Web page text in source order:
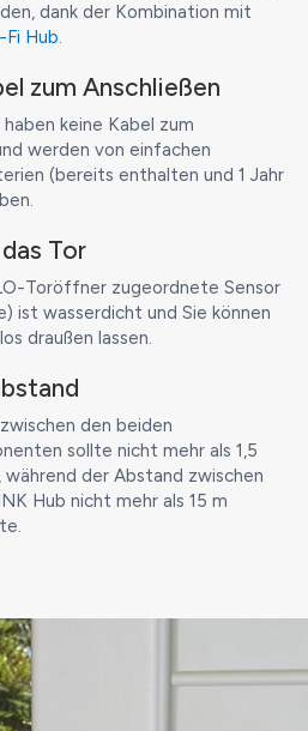
anzeigt, ob er offen oder
Benachrichtigung
aktiviert wird.
dank der Kombination mit
Fi Hub.
zum Anschließen
keine Kabel zum
werden von einfachen
(bereits enthalten und 1 Jahr
Tor
Toröffner zugeordnete Sensor
ist wasserdicht und Sie können
draußen lassen.
den beiden
sollte nicht mehr als 1,5
der Abstand zwischen
Hub nicht mehr als 15 m